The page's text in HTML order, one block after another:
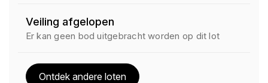
Veiling afgelopen
Er kan geen bod uitgebracht worden op dit lot
Ontdek andere loten